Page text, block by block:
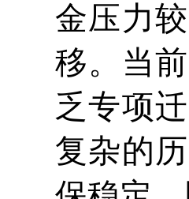
金压力
移。当
乏专项
复杂的